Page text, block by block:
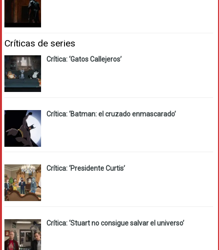
Críticas de series
Crítica: ‘Gatos Callejeros’
Crítica: ‘Batman: el cruzado enmascarado’
Crítica: ‘Presidente Curtis’
Crítica: ‘Stuart no consigue salvar el universo’